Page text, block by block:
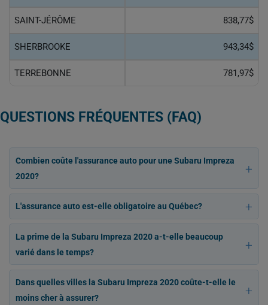
SAINT-JÉRÔME 838,77$
SHERBROOKE 943,34$
TERREBONNE 781,97$
QUESTIONS FRÉQUENTES (FAQ)
Combien coûte l'assurance auto pour une Subaru Impreza
2020?
L'assurance auto est-elle obligatoire au Québec?
La prime de la Subaru Impreza 2020 a-t-elle beaucoup
varié dans le temps?
Dans quelles villes la Subaru Impreza 2020 coûte-t-elle le
moins cher à assurer?